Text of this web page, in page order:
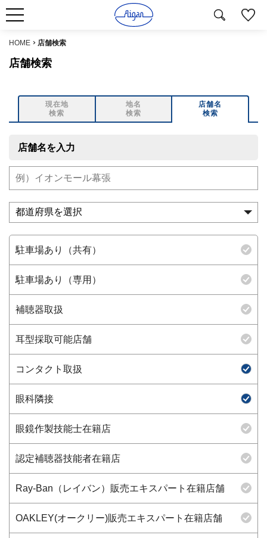
HOME 店舗検索
店舗検索
現在地
検索
地名
検索
店舗名
検索
店舗名を入力
駐車場あり（共有）
駐車場あり（専用）
補聴器取扱
耳型採取可能店舗
コンタクト取扱
眼科隣接
眼鏡作製技能士在籍店
認定補聴器技能者在籍店
Ray-Ban（レイバン）販売エキスパート在籍店舗
OAKLEY(オークリー)販売エキスパート在籍店舗